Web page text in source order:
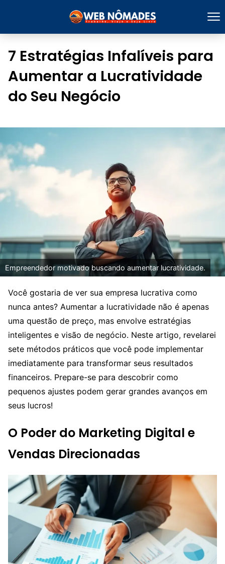
7 Estratégias Infalíveis para
Aumentar a Lucratividade
do Seu Negócio
Empreendedor motivado buscando aumentar lucratividade.
Você gostaria de ver sua empresa lucrativa como
nunca antes? Aumentar a lucratividade não é apenas
uma questão de preço, mas envolve estratégias
inteligentes e visão de negócio. Neste artigo, revelarei
sete métodos práticos que você pode implementar
imediatamente para transformar seus resultados
financeiros. Prepare-se para descobrir como
pequenos ajustes podem gerar grandes avanços em
seus lucros!
O Poder do Marketing Digital e
Vendas Direcionadas